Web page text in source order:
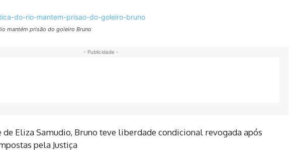
mantém prisão do goleiro Bruno
- Publicidade -
Eliza Samudio, Bruno teve liberdade condicional revogada após
pela Justiça